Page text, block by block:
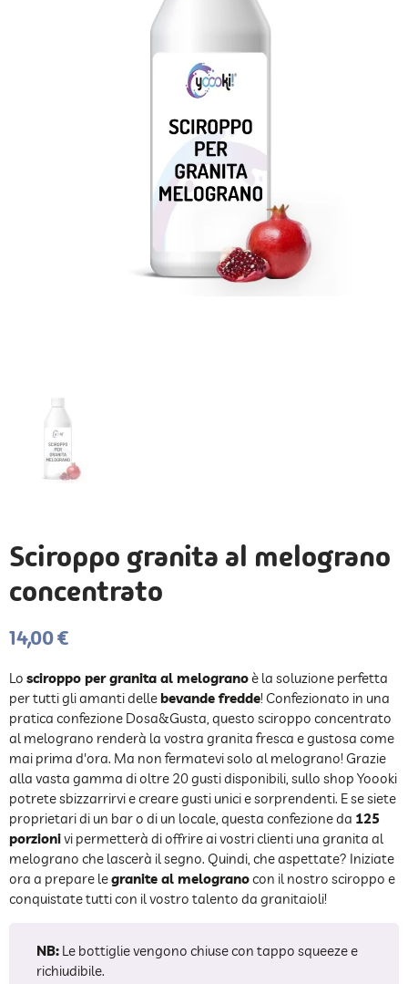
Sciroppo granita al melograno
concentrato
14,00 €
Lo sciroppo per granita al melogranoè la soluzione perfetta
per tutti gli amanti dellebevande fredde! Confezionato in una
pratica confezione Dosa&Gusta, questo sciroppo concentrato
al melograno renderà la vostra granita fresca e gustosa come
mai prima d'ora. Ma non fermatevi solo al melograno! Grazie
alla vasta gamma di oltre 20 gusti disponibili, sullo shop Yoooki
potrete sbizzarrirvi e creare gusti unici e sorprendenti. E se siete
proprietari di un bar o di un locale, questa confezione da 125
porzionivi permetterà di offrire ai vostri clienti una granita al
melograno che lascerà il segno. Quindi, che aspettate? Iniziate
ora a prepare legranite al melogranocon il nostro sciroppo e
conquistate tutti con il vostro talento da granitaioli!
NB: Le bottiglie vengono chiuse con tappo squeeze e
richiudibile.